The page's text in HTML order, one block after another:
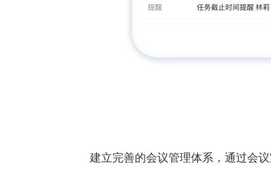
建立完善的会议管理体系，通过会